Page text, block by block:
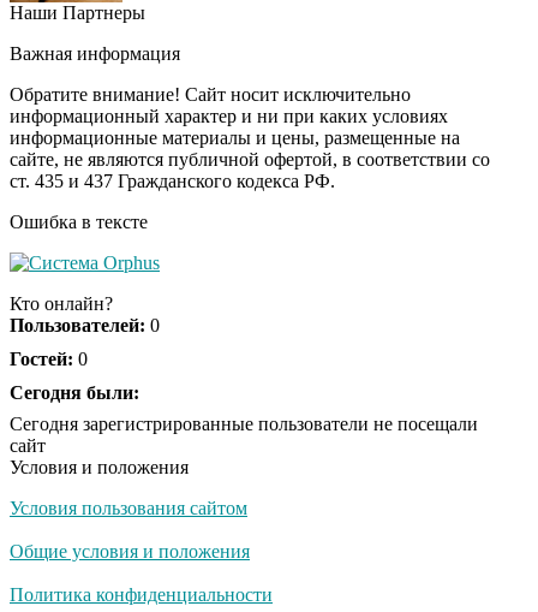
Королева вагона
оставит равнодушным
Наши Партнеры
Важная информация
Обратите внимание! Сайт носит исключительно
информационный характер и ни при каких условиях
информационные материалы и цены, размещенные на
сайте, не являются публичной офертой, в соответствии со
ст. 435 и 437 Гражданского кодекса РФ.
Ошибка в тексте
Кто онлайн?
Пользователей: 0
Гостей: 0
Сегодня были:
Сегодня зарегистрированные пользователи не посещали
сайт
Условия и положения
Условия пользования сайтом
Общие условия и положения
Политика конфиденциальности